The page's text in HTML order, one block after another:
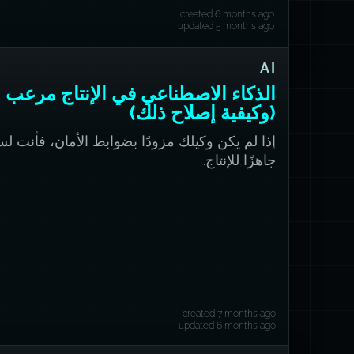
created 6 months ago
updated 5 months ago
AI
الذكاء الاصطناعي في الإنتاج مرعب
(وكيفية إصلاح ذلك)
إذا لم يكن وكيلك مزودًا بضوابط الأمان، فأنت
جاهزًا للإنتاج.
created 7 months ago
updated 6 months ago